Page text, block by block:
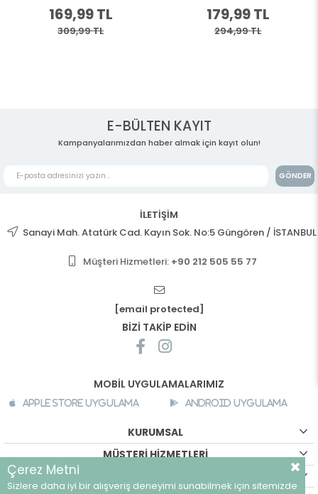
E-BÜLTEN KAYIT
Kampanyalarımızdan haber almak için kayıt olun!
GÖNDER
İLETİŞİM
Sanayi Mah. Atatürk Cad. Kayın Sok. No:5 Güngören / İSTANBUL
Müşteri Hizmetleri: +90 212 505 55 77
[email protected]
BİZİ TAKİP EDİN
MOBİL UYGULAMALARIMIZ
Apple Store Uygulama Android Uygulama
KURUMSAL
MÜŞTERİ HİZMETLERİ
Çerez Metni
Sizlere daha iyi bir alışveriş deneyimi sunabilmek için sitemizde